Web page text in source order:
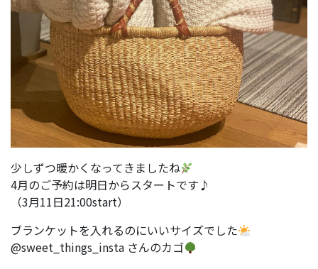
少しずつ暖かくなってきましたね
4月のご予約は明日からスタートです♪
（3月11日21:00start）
ブランケットを入れるのにいいサイズでした
@sweet_things_insta さんのカゴ